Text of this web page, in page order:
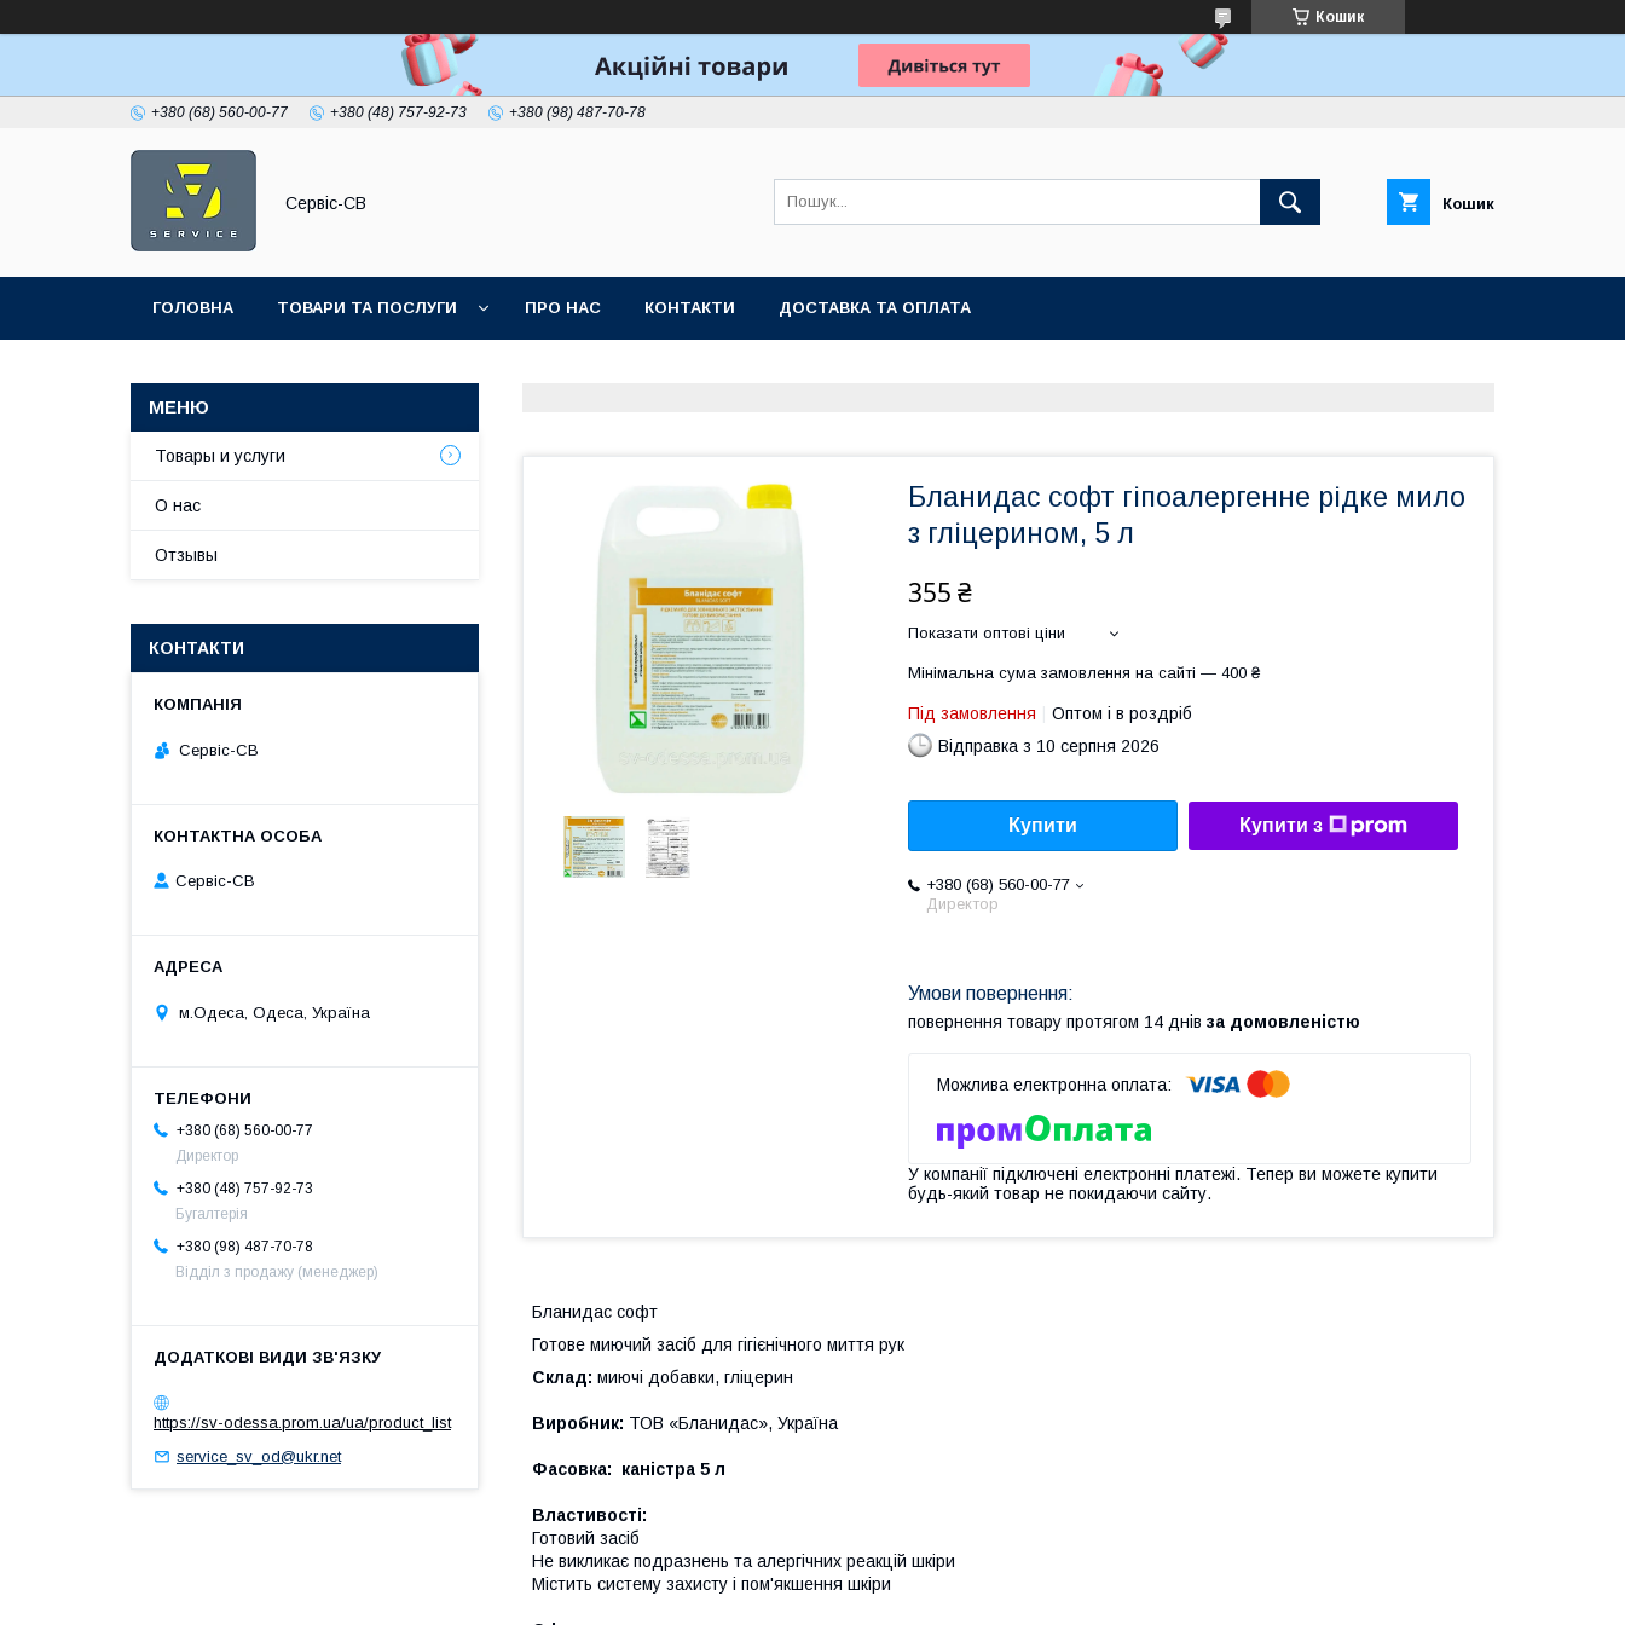
Кошик
+380 (68) 560-00-77 +380 (48) 757-92-73 +380 (98) 487-70-78
Сервіс-СВ Кошик
ГОЛОВНА ТОВАРИ ТА ПОСЛУГИ ПРО НАС КОНТАКТИ ДОСТАВКА ТА ОПЛАТА
Бланидас софт гіпоалергенне рідке мило
з гліцерином, 5 л
355 ₴
Показати оптові ціни
Мінімальна сума замовлення на сайті — 400 ₴
Під замовлення
Оптом і в роздріб
Відправка з 10 серпня 2026
Купити Купити з
+380 (68) 560-00-77
Директор
повернення товару протягом 14 днів за домовленістю
У компанії підключені електронні платежі. Тепер ви можете купити
будь-який товар не покидаючи сайту.
Бланидас софт
Готове миючий засіб для гігієнічного миття рук
Склад: миючі добавки, гліцерин
Виробник: ТОВ «Бланидас», Україна
Фасовка: каністра 5 л
Властивості:
Готовий засіб
Не викликає подразнень та алергічних реакцій шкіри
Містить систему захисту і пом'якшення шкіри
Товары и услуги
О нас
Отзывы
КОНТАКТИ
Сервіс-СВ
Сервіс-СВ
м.Одеса, Одеса, Україна
+380 (68) 560-00-77
Директор
+380 (48) 757-92-73
Бугалтерія
+380 (98) 487-70-78
Відділ з продажу (менеджер)
https://sv-odessa.prom.ua/ua/product_list
service_sv_od@ukr.net